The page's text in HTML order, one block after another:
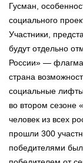
Гусман,
социального
Участники,
будут отдельно
России» —
страна
социальные лифты
во втором сезоне
человек из всех
прошли 300
победителями